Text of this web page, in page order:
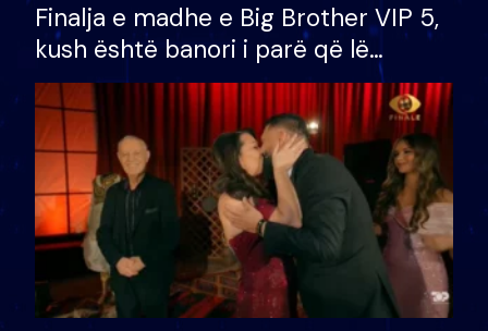
Finalja e madhe e Big Brother VIP 5,
kush është banori i parë që lë
shtëpinë dhe humb mundësinë për
të fituar çmimin e madh